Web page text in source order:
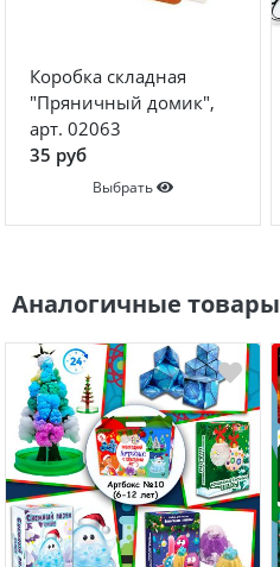
Коробка складная
"Пряничный домик",
арт. 02063
35 руб
Выбрать
Аналогичные товары